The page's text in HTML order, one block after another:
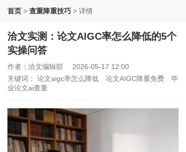
首页 > 查重降重技巧 > 详情
洽文实测：论文AIGC率怎么降低的5个
实操问答
作者：洽文编辑部
2026-05-17 12:00
关键词： 论文aigc率怎么降低 论文AIGC降重免费
毕
业论文ai查重